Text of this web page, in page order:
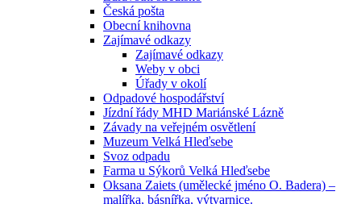
Česká pošta
Obecní knihovna
Zajímavé odkazy
Zajímavé odkazy
Weby v obci
Úřady v okolí
Odpadové hospodářství
Jízdní řády MHD Mariánské Lázně
Závady na veřejném osvětlení
Muzeum Velká Hleďsebe
Svoz odpadu
Farma u Sýkorů Velká Hleďsebe
Oksana Zaiets (umělecké jméno O. Badera) –
malířka, básnířka, výtvarnice.